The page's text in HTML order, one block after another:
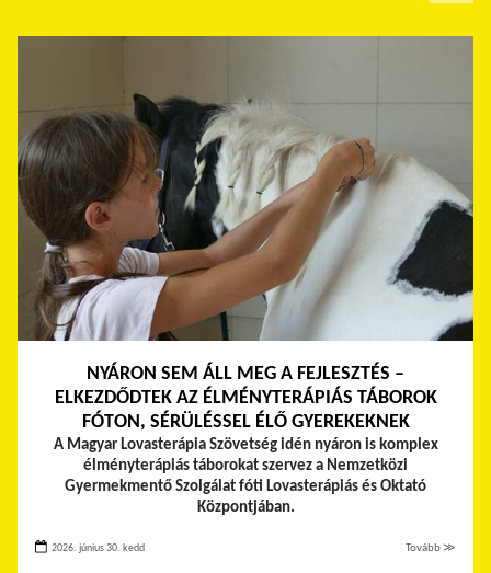
NYÁRON SEM ÁLL MEG A FEJLESZTÉS –
ELKEZDŐDTEK AZ ÉLMÉNYTERÁPIÁS TÁBOROK
FÓTON, SÉRÜLÉSSEL ÉLŐ GYEREKEKNEK
A Magyar Lovasterápia Szövetség idén nyáron is komplex
élményterápiás táborokat szervez a Nemzetközi
Gyermekmentő Szolgálat fóti Lovasterápiás és Oktató
Központjában.
2026. június 30. kedd Tovább ≫